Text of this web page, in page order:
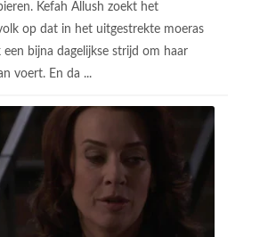
Kefah Allush zoekt het
op dat in het uitgestrekte moeras
een bijna dagelijkse strijd om haar
voert. En da ...